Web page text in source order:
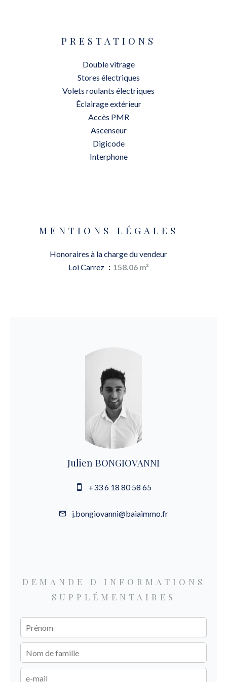
PRESTATIONS
Double vitrage
Stores électriques
Volets roulants électriques
Éclairage extérieur
Accès PMR
Ascenseur
Digicode
Interphone
MENTIONS LÉGALES
Honoraires à la charge du vendeur
Loi Carrez
158.06 m²
Julien BONGIOVANNI
+33 6 18 80 58 65
j.bongiovanni@baiaimmo.fr
DEMANDE D'INFORMATIONS
SUPPLÉMENTAIRES